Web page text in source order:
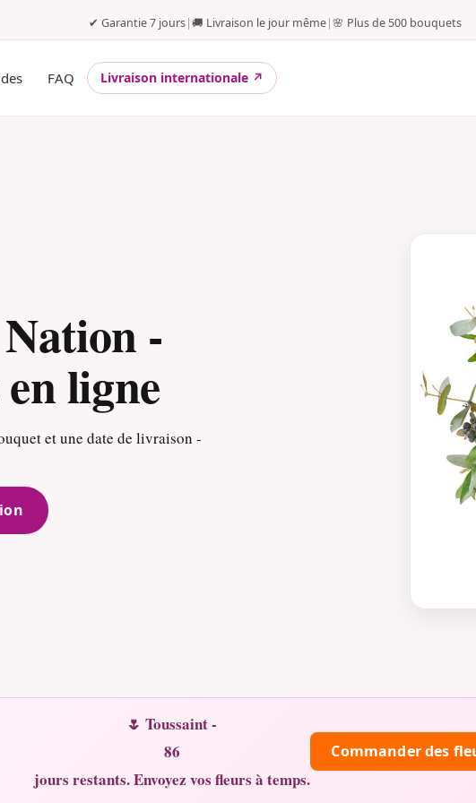
✔ Garantie 7 jours|🚚 Livraison le jour même|🌸 Plus de 500 bouquets
FAQ Livraison internationale ↗
-
ligne
et une date de livraison -
🌷 Toussaint -
86
jours restants. Envoyez vos fleurs à temps.
Commander des